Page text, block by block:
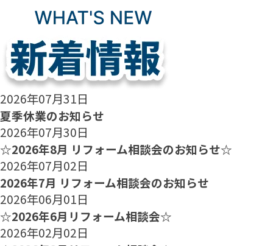
2026年07月31日
夏季休業のお知らせ
2026年07月30日
☆2026年8月 リフォーム相談会のお知らせ☆
2026年07月02日
2026年7月 リフォーム相談会のお知らせ
2026年06月01日
☆2026年6月リフォーム相談会☆
2026年02月02日